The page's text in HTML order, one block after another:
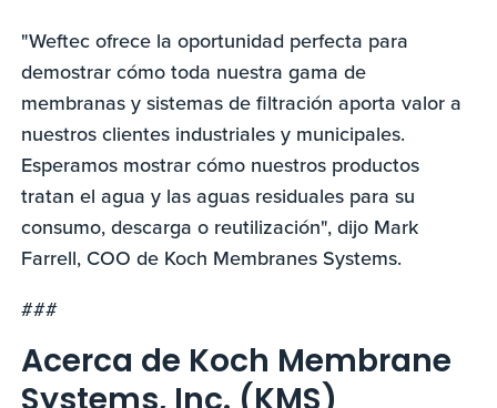
"Weftec ofrece la oportunidad perfecta para
demostrar cómo toda nuestra gama de
membranas y sistemas de filtración aporta valor a
nuestros clientes industriales y municipales.
Esperamos mostrar cómo nuestros productos
tratan el agua y las aguas residuales para su
consumo, descarga o reutilización", dijo Mark
Farrell, COO de Koch Membranes Systems.
###
Acerca de Koch Membrane